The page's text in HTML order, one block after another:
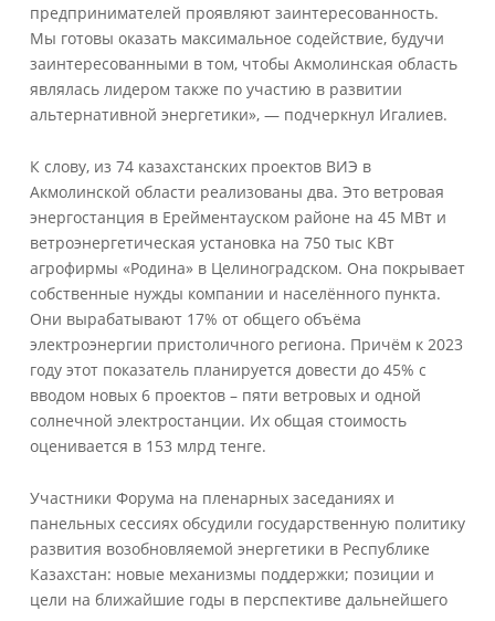
предпринимателей проявляют заинтересованность.
Мы готовы оказать максимальное содействие, будучи
заинтересованными в том, чтобы Акмолинская область
являлась лидером также по участию в развитии
альтернативной энергетики», — подчеркнул Игалиев.
К слову, из 74 казахстанских проектов ВИЭ в
Акмолинской области реализованы два. Это ветровая
энергостанция в Ерейментауском районе на 45 МВт и
ветроэнергетическая установка на 750 тыс КВт
агрофирмы «Родина» в Целиноградском. Она покрывает
собственные нужды компании и населённого пункта.
Они вырабатывают 17% от общего объёма
электроэнергии пристоличного региона. Причём к 2023
году этот показатель планируется довести до 45% с
вводом новых 6 проектов – пяти ветровых и одной
солнечной электростанции. Их общая стоимость
оценивается в 153 млрд тенге.
Участники Форума на пленарных заседаниях и
панельных сессиях обсудили государственную политику
развития возобновляемой энергетики в Республике
Казахстан: новые механизмы поддержки; позиции и
цели на ближайшие годы в перспективе дальнейшего